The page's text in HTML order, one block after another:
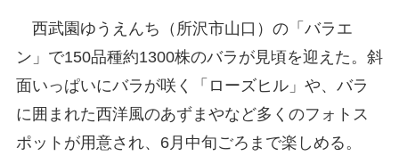
西武園ゆうえんち（所沢市山口）の「バラエ
ン」で150品種約1300株のバラが見頃を迎えた。斜
面いっぱいにバラが咲く「ローズヒル」や、バラ
に囲まれた西洋風のあずまやなど多くのフォトス
ポットが用意され、6月中旬ごろまで楽しめる。